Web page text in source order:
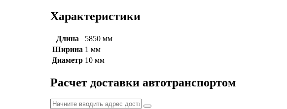
Характеристики
Длина
5850 мм
Ширина 1 мм
Диаметр 10 мм
Расчет доставки автотранспортом